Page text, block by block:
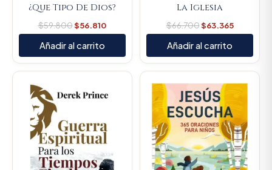
¿Que Tipo De Dios?
$59.800$56.810
Añadir al carrito
La Iglesia
$66.700$63.365
Añadir al carrito
was:
Current
price
was:
$80.100.
Current
price
is: